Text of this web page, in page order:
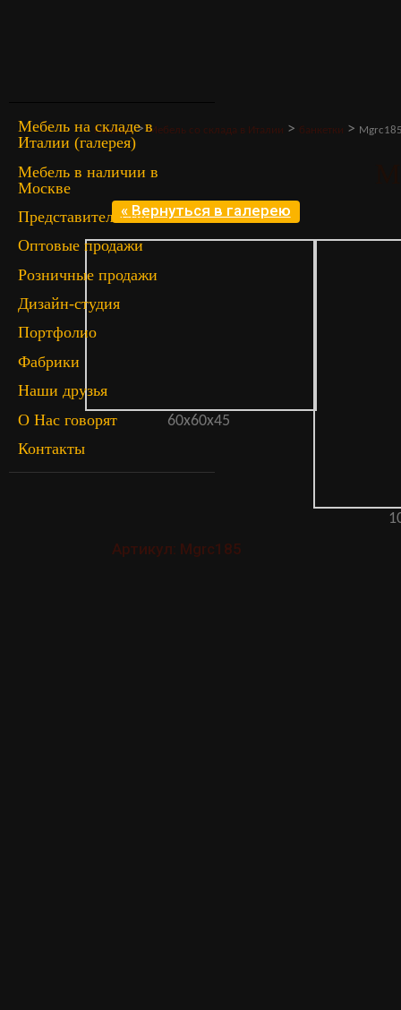
Мебель на складе в
Италии (галерея)
Мебель в наличии в
Москве
Представительство
Оптовые продажи
Розничные продажи
Дизайн-студия
Портфолио
Фабрики
Наши друзья
О Нас говорят
Контакты
Главная>Мебель со склада в Италии > банкетки >
« Вернуться в галерею
60х60х45
Артикул: Mgrc185